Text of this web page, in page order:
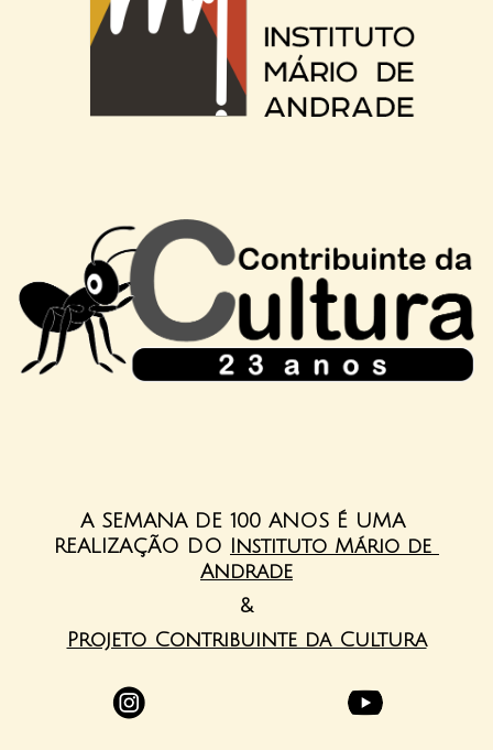
A SEMANA DE 100 ANOS É UMA
REALIZAÇÃO DO
Instituto Mário de
Andrade
&
Projeto Contribuinte da Cultura